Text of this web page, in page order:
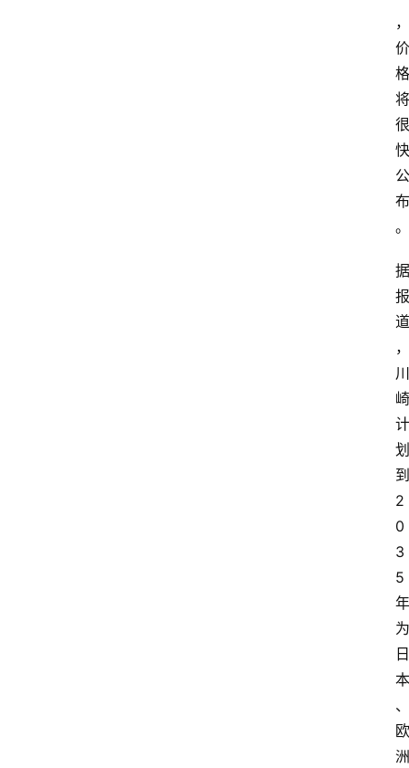
，
价
格
将
很
快
公
布
。
据
报
道
，
川
崎
计
划
到
2
0
3
5
年
为
日
本
、
欧
洲